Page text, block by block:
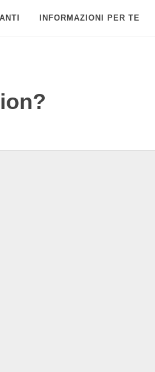
INFORMAZIONI PER TE